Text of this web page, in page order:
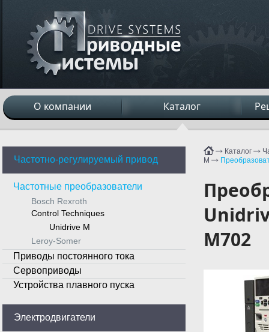
О компании Каталог
Каталог
M
M702
Частотно-регулируемый привод
Частотные преобразователи
Bosch Rexroth
Control Techniques
Unidrive M
Leroy-Somer
Приводы постоянного тока
Сервоприводы
Устройства плавного пуска
Электродвигатели